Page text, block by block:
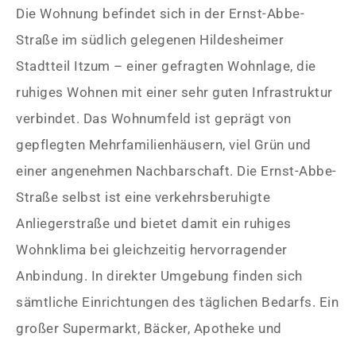
Die Wohnung befindet sich in der Ernst-Abbe-
Straße im südlich gelegenen Hildesheimer
Stadtteil Itzum – einer gefragten Wohnlage, die
ruhiges Wohnen mit einer sehr guten Infrastruktur
verbindet. Das Wohnumfeld ist geprägt von
gepflegten Mehrfamilienhäusern, viel Grün und
einer angenehmen Nachbarschaft. Die Ernst-Abbe-
Straße selbst ist eine verkehrsberuhigte
Anliegerstraße und bietet damit ein ruhiges
Wohnklima bei gleichzeitig hervorragender
Anbindung. In direkter Umgebung finden sich
sämtliche Einrichtungen des täglichen Bedarfs. Ein
großer Supermarkt, Bäcker, Apotheke und